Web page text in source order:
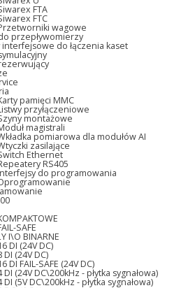
FTA
FTC
wagowe
przepływomierzy
interfejsowe do łączenia kaset
pamięci MMC
przyłączeniowe
montażowe
magistrali
pomiarowa dla modułów AI
zasilające
Ethernet
RS405
do programowania
SAFE
I\O BINARNE
DI (24V DC)
DI (24V DC)
DI FAIL-SAFE (24V DC)
DI (24V DC\200kHz - płytka sygnałowa)
DI (5V DC\200kHz - płytka sygnałowa)